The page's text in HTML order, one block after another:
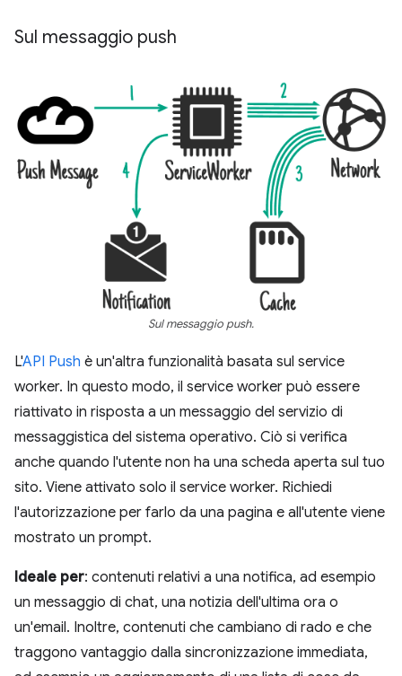
Sul messaggio push
Sul messaggio push.
L'API Push è un'altra funzionalità basata sul service
worker. In questo modo, il service worker può essere
riattivato in risposta a un messaggio del servizio di
messaggistica del sistema operativo. Ciò si verifica
anche quando l'utente non ha una scheda aperta sul tuo
sito. Viene attivato solo il service worker. Richiedi
l'autorizzazione per farlo da una pagina e all'utente viene
mostrato un prompt.
Ideale per: contenuti relativi a una notifica, ad esempio
un messaggio di chat, una notizia dell'ultima ora o
un'email. Inoltre, contenuti che cambiano di rado e che
traggono vantaggio dalla sincronizzazione immediata,